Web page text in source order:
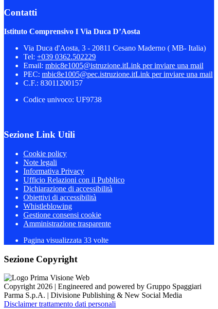
Contatti
Istituto Comprensivo I Via Duca D’Aosta
Via Duca d'Aosta, 3 - 20811 Cesano Maderno ( MB- Italia)
Tel: +039 0362.502229
Email: mbic8e1005@istruzione.itLink per inviare una mail
PEC: mbic8e1005@pec.istruzione.itLink per inviare una mail
C.F.: 83011200157
Codice univoco: UF9738
Sezione Link Utili
Cookie policy
Note legali
Informativa Privacy
Ufficio Relazioni con il Pubblico
Dichiarazione di accessibilità
Obiettivi di accessibilità
Whistleblowing
Gestione consensi cookie
Amministrazione trasparente
Pagina visualizzata 33 volte
Sezione Copyright
Copyright 2026 | Engineered and powered by Gruppo Spaggiari
Parma S.p.A. | Divisione Publishing & New Social Media
Disclaimer trattamento dati personali